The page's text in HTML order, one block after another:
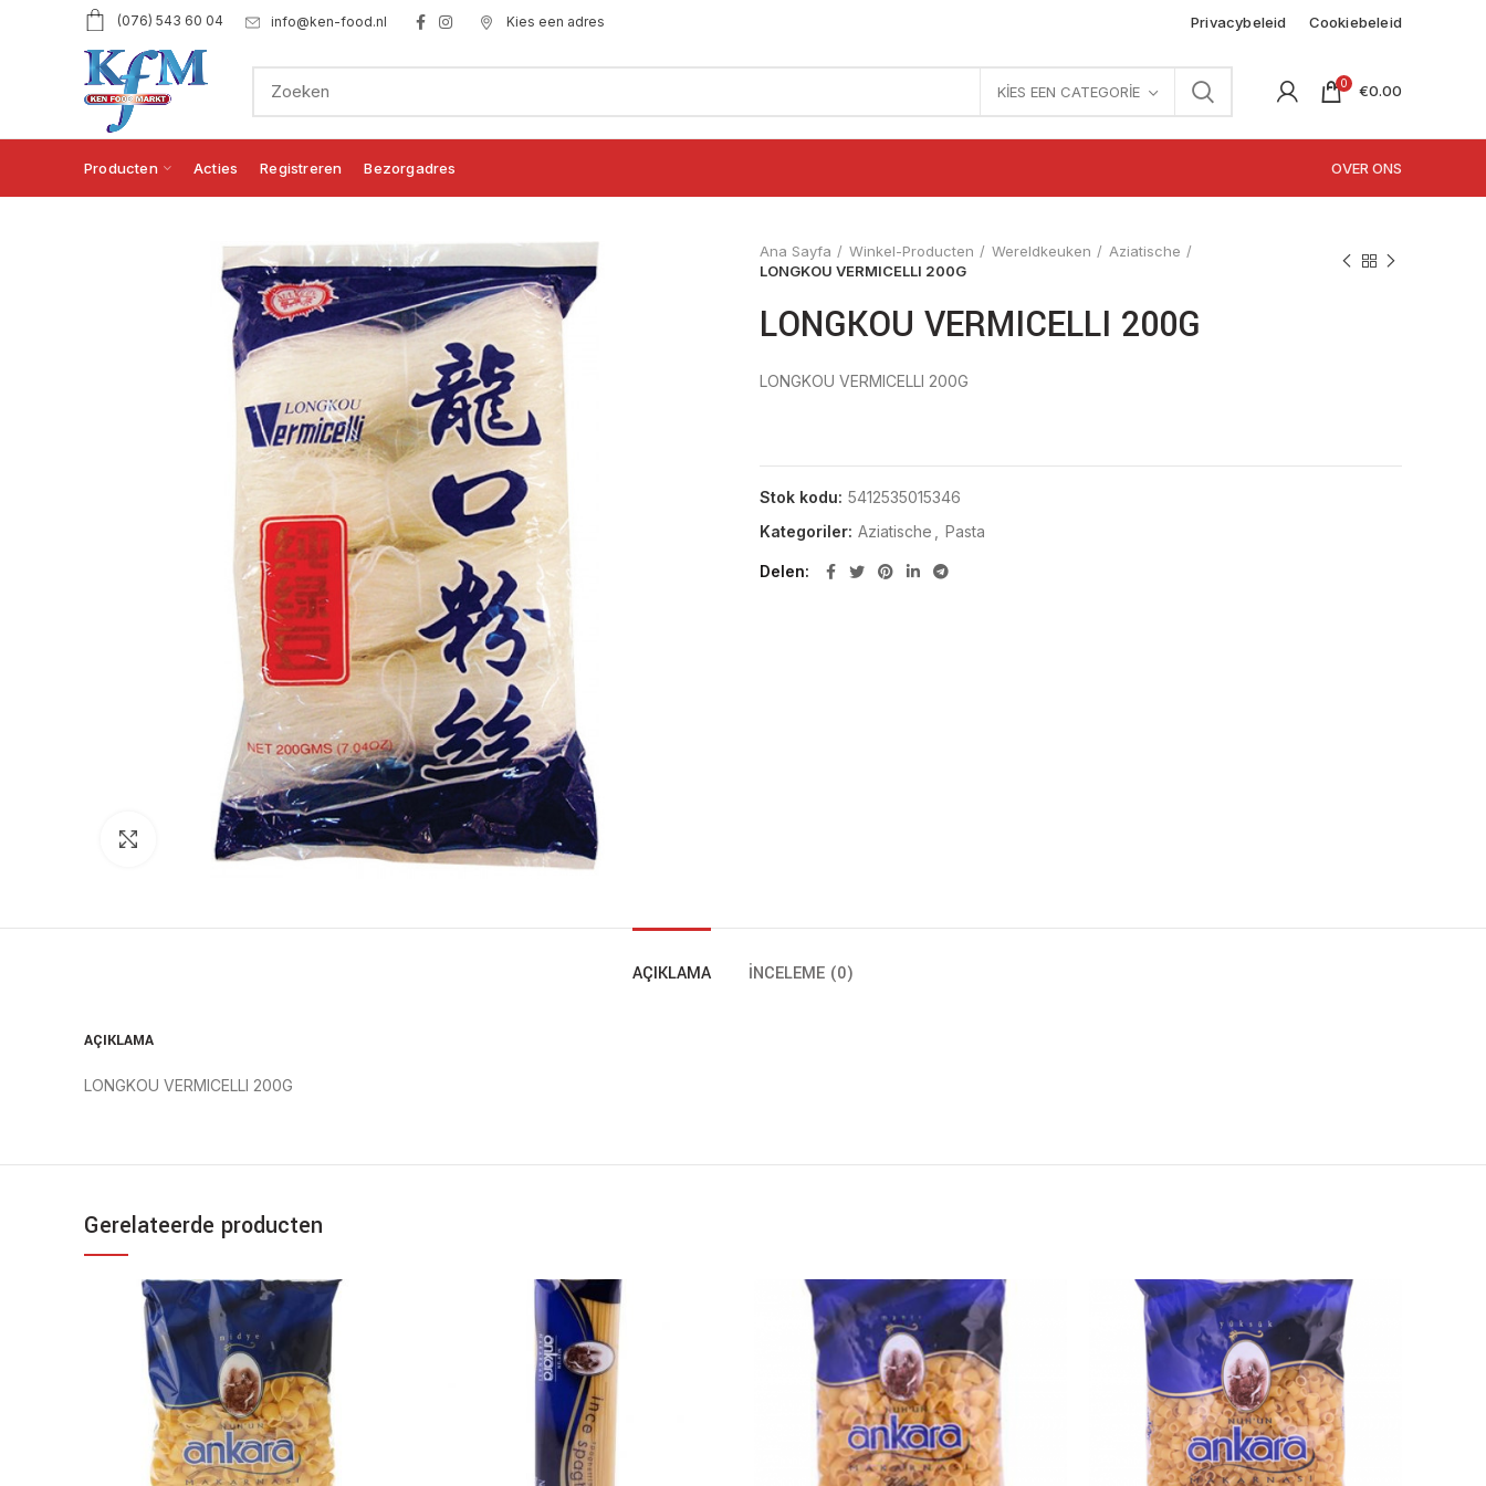
(076) 543 60 04 info@ken-food.nl Kies een adres Privacybeleid Cookiebeleid
KIES EEN CATEGORIE 0 €0.00
Producten Acties Registreren Bezorgadres OVER ONS
Click to enlarge
Ana Sayfa Winkel-Producten Wereldkeuken
Aziatische
LONGKOU VERMICELLI 200G
LONGKOU VERMICELLI 200G
LONGKOU VERMICELLI 200G
Stok kodu: 5412535015346
Kategoriler: Aziatische Pasta
Delen
AÇIKLAMA İNCELEME (0)
AÇIKLAMA
LONGKOU VERMICELLI 200G
Gerelateerde producten